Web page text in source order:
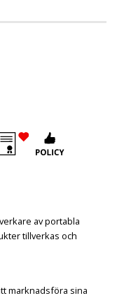
av portabla
tillverkas och
marknadsföra sina